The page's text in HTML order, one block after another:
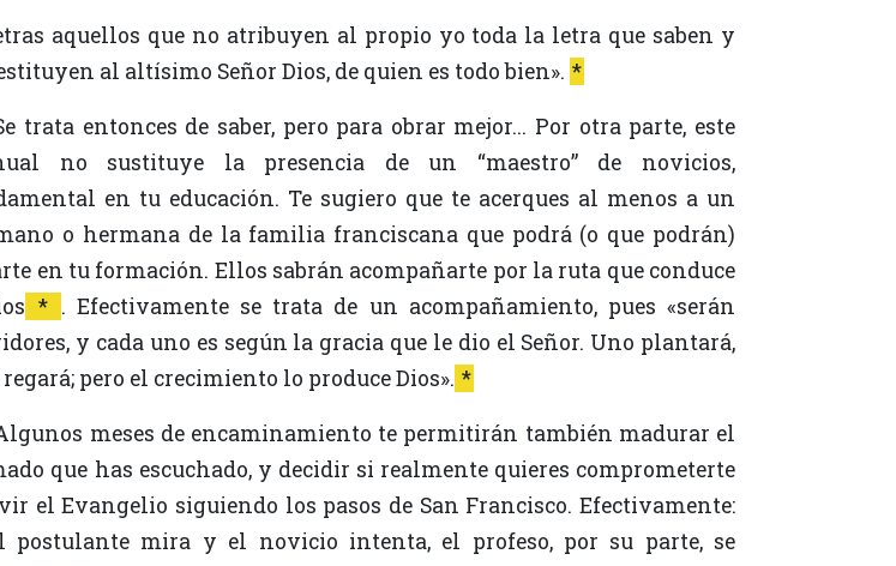
al altísimo Señor Dios, de quien es todo bien». *
Por otra parte, este
no sustituye la presencia de un “maestro” de novicios,
en tu educación. Te sugiero que te acerques al menos a un
o hermana de la familia franciscana que podrá (o que podrán)
en tu formación. Ellos sabrán acompañarte por la ruta que conduce
* . Efectivamente se trata de un acompañamiento, pues «serán
y cada uno es según la gracia que le dio el Señor. Uno plantará,
pero el crecimiento lo produce Dios». *
también madurar el
que has escuchado, y decidir si realmente quieres comprometerte
el Evangelio siguiendo los pasos de San Francisco. Efectivamente:
postulante mira y el novicio intenta, el profeso, por su parte, se